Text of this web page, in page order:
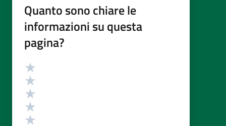
Quanto sono chiare le
informazioni su questa
pagina?
Valutazione